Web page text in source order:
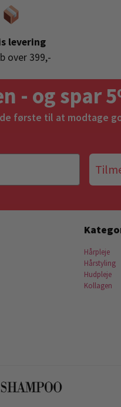
levering
over 399,-
- og spar
første til at modtage
Hårpleje
Hårstyling
Hudpleje
Kollagen